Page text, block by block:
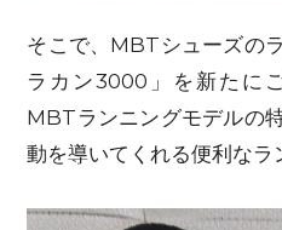
そこで、MBTシューズの
ラカン3000」を新たに
MBTランニングモデルの
動を導いてくれる便利なラ